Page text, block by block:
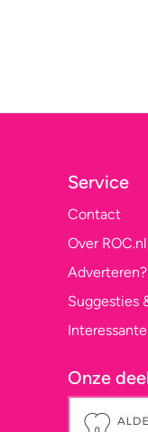
Service
Contact
Over ROC.nl
Adverteren?
Suggesties
Onze